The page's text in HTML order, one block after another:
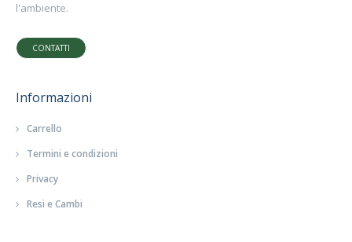
l'ambiente.
CONTATTI
Informazioni
Carrello
Termini e condizioni
Privacy
Resi e Cambi